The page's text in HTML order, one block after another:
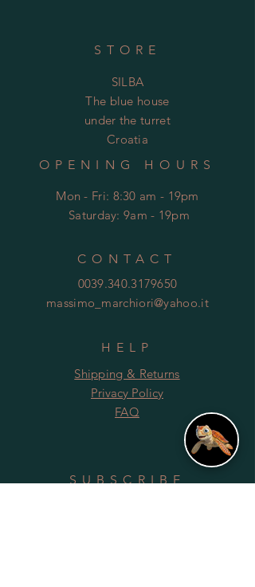
STORE
SILBA
The blue house
under the turret
Croatia
OPENING HOURS
Mon - Fri: 8:30 am - 19pm
Saturday: 9am - 19pm
CONTACT
0039.340.3179650
massimo_marchiori@yahoo.it
HELP
Shipping & Returns
Privacy Policy
FAQ
SUBSCRIBE